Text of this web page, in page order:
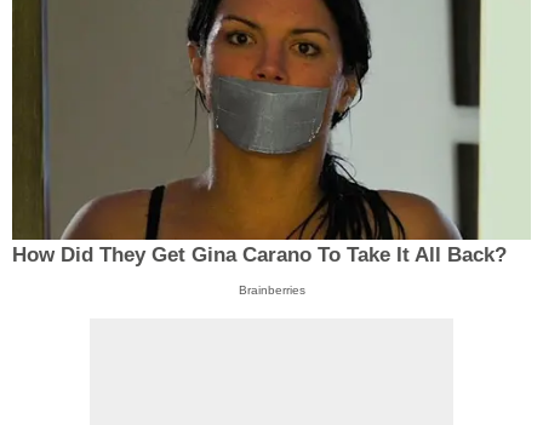
How Did They Get Gina Carano To Take It All Back?
Brainberries